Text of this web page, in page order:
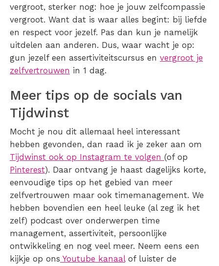
vergroot, sterker nog: hoe je jouw zelfcompassie
vergroot. Want dat is waar alles begint: bij liefde
en respect voor jezelf. Pas dan kun je namelijk
uitdelen aan anderen. Dus, waar wacht je op:
gun jezelf een assertiviteitscursus en vergroot je
zelfvertrouwen in 1 dag.
Meer tips op de socials van
Tijdwinst
Mocht je nou dit allemaal heel interessant
hebben gevonden, dan raad ik je zeker aan om
Tijdwinst ook op Instagram te volgen (of op
Pinterest). Daar ontvang je haast dagelijks korte,
eenvoudige tips op het gebied van meer
zelfvertrouwen maar ook timemanagement. We
hebben bovendien een heel leuke (al zeg ik het
zelf) podcast over onderwerpen time
management, assertiviteit, persoonlijke
ontwikkeling en nog veel meer. Neem eens een
kijkje op ons Youtube kanaalof luister de